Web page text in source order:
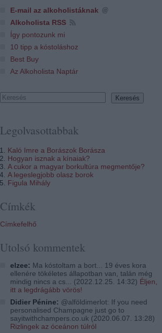
E-mail az alkoholistáknak
Alkoholista RSS
Így pontozunk mi
10 tipp a kóstoláshoz
Best Buy
Az Alkoholista Naptár
Legolvasottabbak
Kaló Imre a Borászok Borásza
Hogyan isznak a kínaiak?
A cukor a magyar borkultúra megmentője?
A legeslegjobb olasz borok
Figula Mihály
Címkék
Címkefelhő
Utolsó kommentek
elzee: Ma kóstoltam a bort... 19 éves kora
ellenére tökéletes állapotban van, talán még
mindig nincs a cs... (2022.12.25. 14:32) Éljen,
itt a legdrágább vörös!
Didier Pénine: @alföldimerlot: If you need
personalised Champagne just go to
sayitwithchampers.co.uk (2020.06.07. 13:28)
Rizlingek az óceánon túlról